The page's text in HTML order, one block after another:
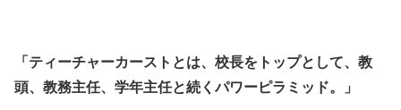
「ティーチャーカーストとは、校長をトップとして、教
頭、教務主任、学年主任と続くパワーピラミッド。」